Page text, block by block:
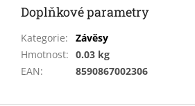
Doplňkové parametry
Kategorie:
Závěsy
Hmotnost: 0.03 kg
EAN: 8590867002306